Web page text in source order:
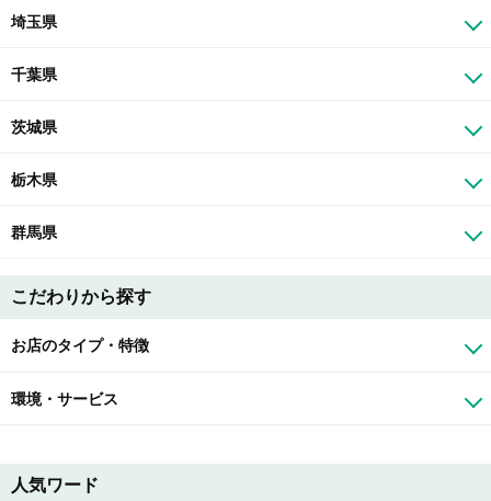
埼玉県
千葉県
茨城県
栃木県
群馬県
こだわりから探す
お店のタイプ・特徴
環境・サービス
人気ワード